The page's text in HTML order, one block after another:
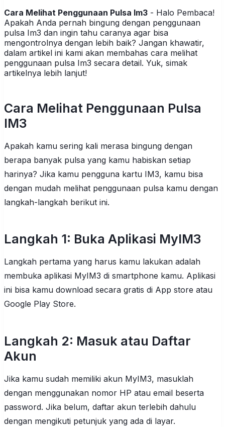
Cara Melihat Penggunaan Pulsa Im3 - Halo Pembaca!
Apakah Anda pernah bingung dengan penggunaan
pulsa Im3 dan ingin tahu caranya agar bisa
mengontrolnya dengan lebih baik? Jangan khawatir,
dalam artikel ini kami akan membahas cara melihat
penggunaan pulsa Im3 secara detail. Yuk, simak
artikelnya lebih lanjut!
Cara Melihat Penggunaan Pulsa
IM3
Apakah kamu sering kali merasa bingung dengan
berapa banyak pulsa yang kamu habiskan setiap
harinya? Jika kamu pengguna kartu IM3, kamu bisa
dengan mudah melihat penggunaan pulsa kamu dengan
langkah-langkah berikut ini.
Langkah 1: Buka Aplikasi MyIM3
Langkah pertama yang harus kamu lakukan adalah
membuka aplikasi MyIM3 di smartphone kamu. Aplikasi
ini bisa kamu download secara gratis di App store atau
Google Play Store.
Langkah 2: Masuk atau Daftar
Akun
Jika kamu sudah memiliki akun MyIM3, masuklah
dengan menggunakan nomor HP atau email beserta
password. Jika belum, daftar akun terlebih dahulu
dengan mengikuti petunjuk yang ada di layar.